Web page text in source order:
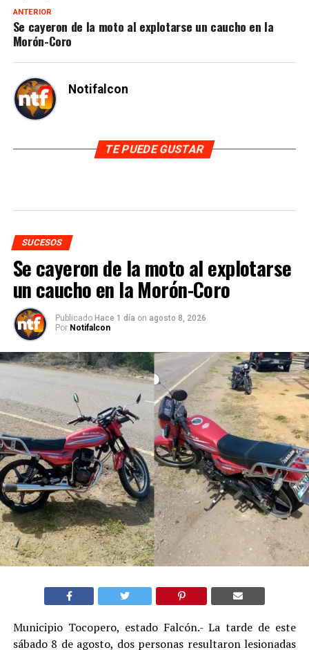
ANTERIOR
Se cayeron de la moto al explotarse un caucho en la
Morón-Coro
Notifalcon
TE PUEDE GUSTAR
SUCESOS
Se cayeron de la moto al explotarse
un caucho en la Morón-Coro
Publicado Hace 1 día on agosto 8, 2026
Por Notifalcon
Municipio Tocopero, estado Falcón.- La tarde de este
sábado 8 de agosto, dos personas resultaron lesionadas